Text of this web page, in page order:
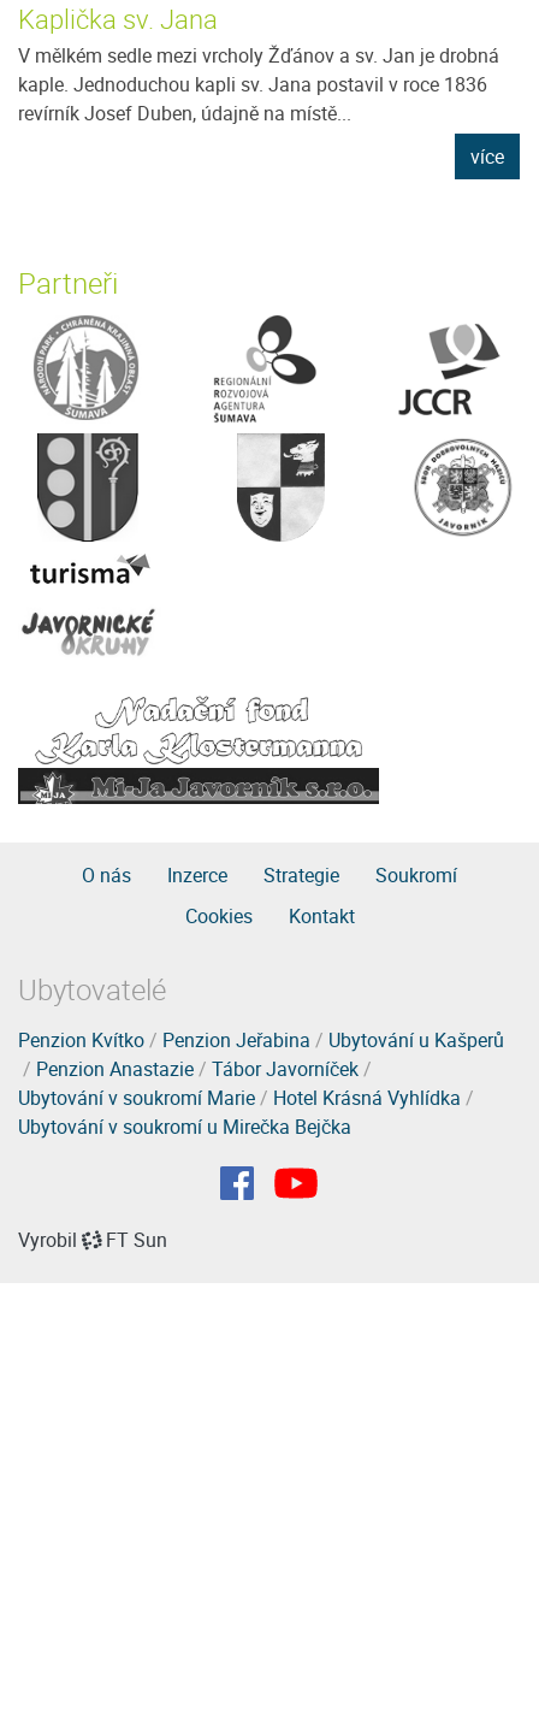
Kaplička sv. Jana
V mělkém sedle mezi vrcholy Žďánov a sv. Jan je drobná
kaple. Jednoduchou kapli sv. Jana postavil v roce 1836
revírník Josef Duben, údajně na místě...
více
Partneři
O nás Inzerce Strategie
Soukromí
Cookies
Kontakt
Ubytovatelé
Penzion Kvítko/ Penzion Jeřabina / Ubytování u Kašperů
/ Penzion Anastazie/ Tábor Javorníček/
Ubytování v soukromí Marie/ Hotel Krásná Vyhlídka /
Ubytování v soukromí u Mirečka Bejčka
Vyrobil FT Sun